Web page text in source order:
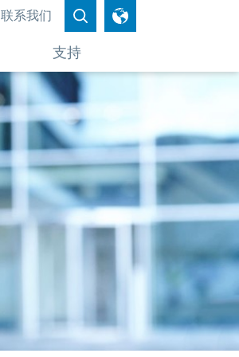
联系我们
支持